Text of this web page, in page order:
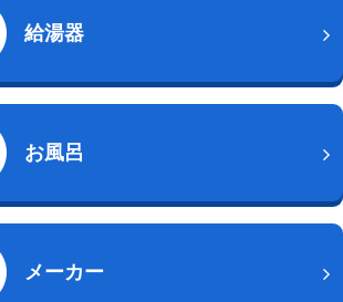
給湯器
お風呂
メーカー